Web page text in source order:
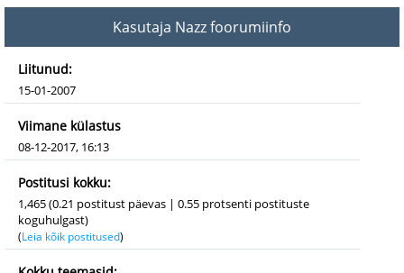
Kasutaja Nazz foorumiinfo
Liitunud:
15-01-2007
Viimane külastus
08-12-2017, 16:13
Postitusi kokku:
1,465 (0.21 postitust päevas | 0.55 protsenti postituste
koguhulgast)
(Leia kõik postitused)